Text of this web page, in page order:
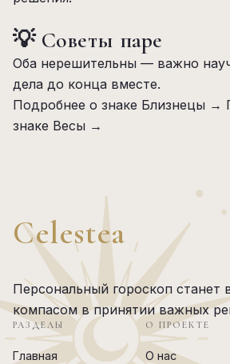
💡 Советы паре
Оба нерешительны — важно
дела до конца вместе.
Подробнее о знаке Близнецы →
знаке Весы →
Celestea
Персональный гороскоп
компасом в принятии важных
РАЗДЕЛЫ
Главная
О ПРОЕКТЕ
О нас